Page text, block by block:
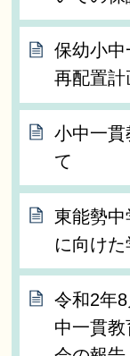
保幼小
再配置
小中一
て
東能勢
に向け
令和2年
中一貫